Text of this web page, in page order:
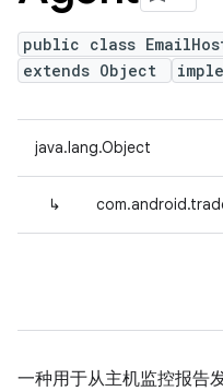
public class
extends Object
java.lang.Object
↳
一种用于从主机监控报告